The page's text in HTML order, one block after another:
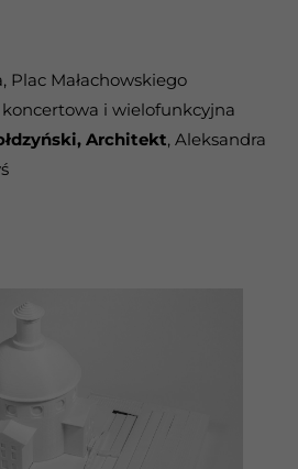
Plac Małachowskiego
koncertowa i wielofunkcyjna
Architekt, Aleksandra